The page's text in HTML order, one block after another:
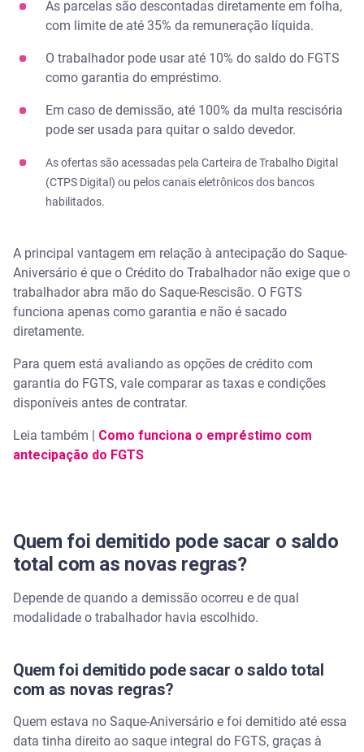
As parcelas são descontadas diretamente em folha,
com limite de até 35% da remuneração líquida.
O trabalhador pode usar até 10% do saldo do FGTS
como garantia do empréstimo.
Em caso de demissão, até 100% da multa rescisória
pode ser usada para quitar o saldo devedor.
As ofertas são acessadas pela Carteira de Trabalho Digital
(CTPS Digital) ou pelos canais eletrônicos dos bancos
habilitados.
A principal vantagem em relação à antecipação do Saque-
Aniversário é que o Crédito do Trabalhador não exige que o
trabalhador abra mão do Saque-Rescisão. O FGTS
funciona apenas como garantia e não é sacado
diretamente.
Para quem está avaliando as opções de crédito com
garantia do FGTS, vale comparar as taxas e condições
disponíveis antes de contratar.
Leia também |
Como funciona o empréstimo com
antecipação do FGTS
Quem foi demitido pode sacar o saldo
total com as novas regras?
Depende de quando a demissão ocorreu e de qual
modalidade o trabalhador havia escolhido.
Quem foi demitido pode sacar o saldo total
com as novas regras?
Quem estava no Saque-Aniversário e foi demitido até essa
data tinha direito ao saque integral do FGTS, graças à